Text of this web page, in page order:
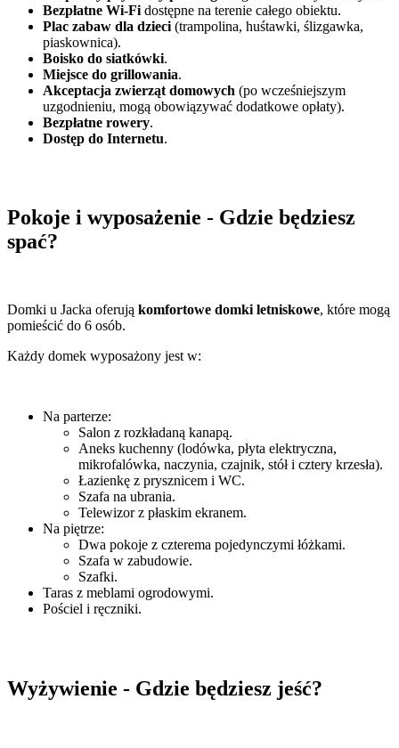
Bezpłatne Wi-Fi dostępne na terenie całego obiektu.
Plac zabaw dla dzieci (trampolina, huśtawki, ślizgawka,
piaskownica).
Boisko do siatkówki.
Miejsce do grillowania.
Akceptacja zwierząt domowych (po wcześniejszym
uzgodnieniu, mogą obowiązywać dodatkowe opłaty).
Bezpłatne rowery.
Dostęp do Internetu.
Pokoje i wyposażenie - Gdzie będziesz
spać?
Domki u Jacka oferują komfortowe domki letniskowe, które mogą
pomieścić do 6 osób.
Każdy domek wyposażony jest w:
Na parterze:
Salon z rozkładaną kanapą.
Aneks kuchenny (lodówka, płyta elektryczna,
mikrofalówka, naczynia, czajnik, stół i cztery krzesła).
Łazienkę z prysznicem i WC.
Szafa na ubrania.
Telewizor z płaskim ekranem.
Na piętrze:
Dwa pokoje z czterema pojedynczymi łóżkami.
Szafa w zabudowie.
Szafki.
Taras z meblami ogrodowymi.
Pościel i ręczniki.
Wyżywienie - Gdzie będziesz jeść?